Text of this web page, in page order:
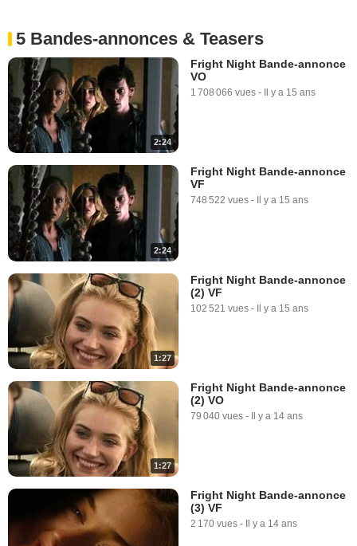
5 Bandes-annonces & Teasers
2:24
Fright Night Bande-annonce
VO
1 708 066 vues - Il y a 15 ans
2:24
Fright Night Bande-annonce
VF
748 522 vues - Il y a 15 ans
1:27
Fright Night Bande-annonce
(2) VF
102 521 vues - Il y a 15 ans
1:27
Fright Night Bande-annonce
(2) VO
79 040 vues - Il y a 14 ans
Fright Night Bande-annonce
(3) VF
2 170 vues - Il y a 14 ans